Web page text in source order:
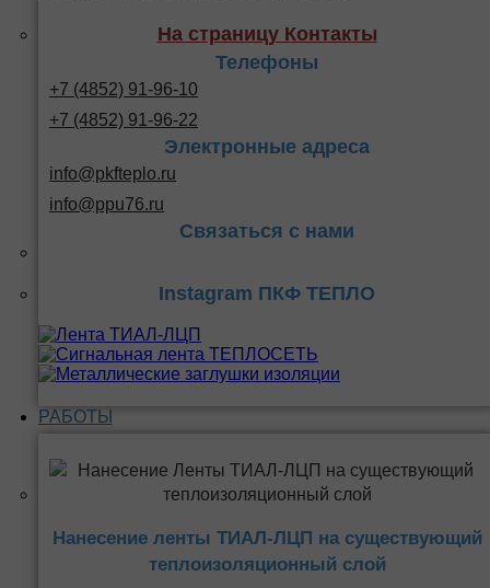
На страницу Контакты
Телефоны
+7 (4852) 91-96-10
+7 (4852) 91-96-22
Электронные адреса
info@pkfteplo.ru
info@ppu76.ru
Связаться с нами
Instagram ПКФ ТЕПЛО
РАБОТЫ
Нанесение ленты ТИАЛ-ЛЦП на существующий
теплоизоляционный слой